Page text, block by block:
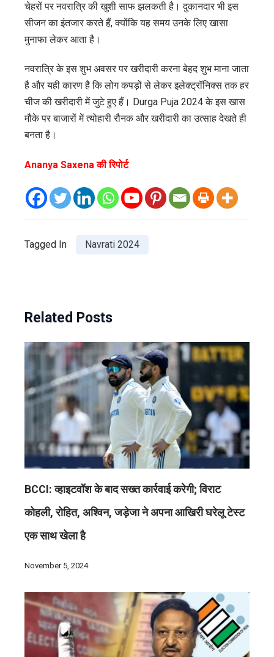
चेहरों पर नवरात्रि की खुशी साफ झलकती है। दुकानदार भी इस
सीजन का इंतजार करते हैं, क्योंकि यह समय उनके लिए खासा
मुनाफा लेकर आता है।
नवरात्रि के इस शुभ अवसर पर खरीदारी करना बेहद शुभ माना जाता
है और यही कारण है कि लोग कपड़ों से लेकर इलेक्ट्रॉनिक्स तक हर
चीज की खरीदारी में जुटे हुए हैं। Durga Puja 2024 के इस खास
मौके पर बाजारों में त्योहारी रौनक और खरीदारी का उत्साह देखते ही
बनता है।
Ananya Saxena की रिपोर्ट
Tagged In Navrati 2024
Related Posts
BCCI: व्हाइटवॉश के बाद सख्त कार्रवाई करेगी; विराट
कोहली, रोहित, अश्विन, जड़ेजा ने अपना आखिरी घरेलू टेस्ट
एक साथ खेला है
November 5, 2024